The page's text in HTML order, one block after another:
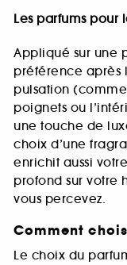
Les parfums pour
Appliqué sur une
préférence après
pulsation
poignets ou
une touche de
choix d’une
enrichit aussi
profond sur votre
vous percevez.
Comment
Le choix du